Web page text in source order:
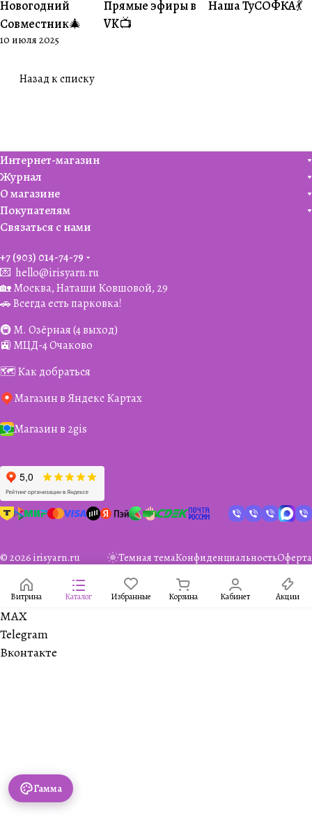
#Совместники
Новогодний
Совместник🎄
10 июля 2025
#Житуха
Прямые эфиры в
VK📺
#Совместники
Наша ТуСОФКА💃
Назад к списку
Интернет-магазин
Журнал
О магазине
Покупателям
Связаться с нами
+7 (903) 014-74-79‬
💌 hello@irisyarn.ru
🏡 Москва, Наташи Ковшовой, 29
🚗 Всегда есть парковка!
🚇 М. Озёрная (4 выход)
🚉 МЦД-4 Очаково
🗺️ Как добраться
Магазин в Яндекс Картах
Магазин в 2gis
© 2026 irisyarn.ru Темная темаКонфиденциальностьОферта
Витрина Каталог Избранные Корзина Кабинет Акции
Гамма
MAX
Telegram
Вконтакте